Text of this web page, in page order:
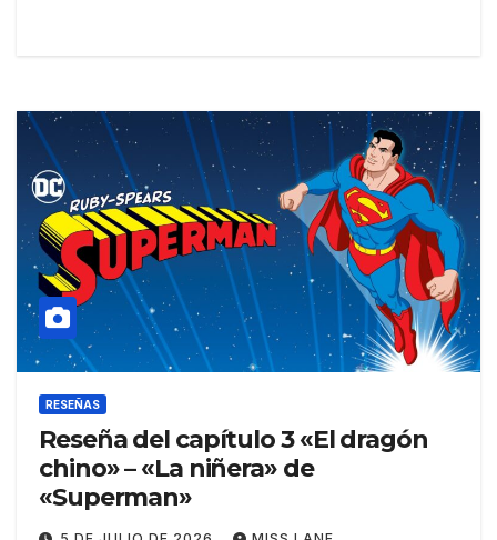
RESEÑAS
Reseña del capítulo 3 «El dragón
chino» – «La niñera» de
«Superman»